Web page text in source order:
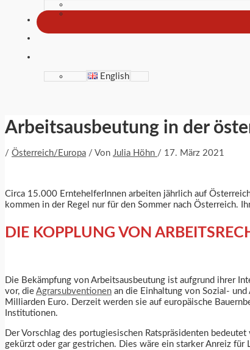
English
Arbeitsausbeutung in der
/ Österreich/Europa / Von Julia Höhn / 17. März 2021
Circa 15.000 ErntehelferInnen arbeiten jährlich auf
kommen in der Regel nur für den Sommer nach Österreich.
DIE KOPPLUNG VON
Die Bekämpfung von Arbeitsausbeutung ist aufgrund ihrer
vor, die Agrarsubventionen an die Einhaltung von Sozial-
Milliarden Euro. Derzeit werden sie auf europäische
Institutionen.
Der Vorschlag des portugiesischen Ratspräsidenten
gekürzt oder gar gestrichen. Dies wäre ein starker Anreiz für